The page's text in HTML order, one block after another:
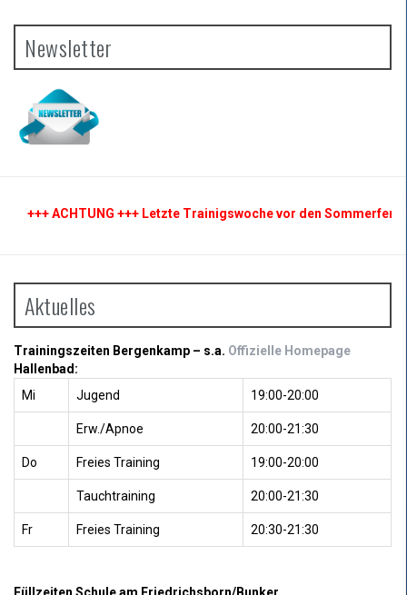
Newsletter
+++ ACHTUNG +++ Letzte Trainigswoche vor den
Aktuelles
Trainingszeiten Bergenkamp – s.a. Offizielle Homepage
Hallenbad:
Mi
Jugend 19:00-20:00
Erw./Apnoe 20:00-21:30
Do Freies Training 19:00-20:00
Tauchtraining 20:00-21:30
Fr Freies Training 20:30-21:30